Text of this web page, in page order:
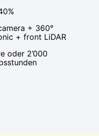
+ 360°
+ front LiDAR
oder 2’000